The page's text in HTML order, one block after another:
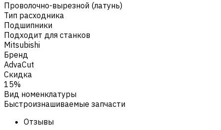
Проволочно-вырезной (латунь)
Тип расходника
Подшипники
Подходит для станков
Mitsubishi
Бренд
AdvaCut
Скидка
15%
Вид номенклатуры
Быстроизнашиваемые запчасти
Отзывы